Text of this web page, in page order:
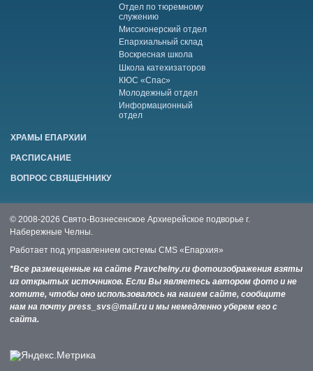
Отдел по тюремному
служению
Миссионерский отдел
Епархиальный склад
Воскресная школа
Школа катехизаторов
КЮС «Спас»
Молодежный отдел
Информационный
отдел
ХРАМЫ ЕПАРХИИ
РАСПИСАНИЕ
ВОПРОС СВЯЩЕННИКУ
© 2008-2026 Свято-Вознесенское Архиерейское подворье г.
Набережные Челны.
Работает под управлением системы CMS «Епархия»
*Все размещенные на сайте Pravchelny.ru фотоизображения взяты
из открытых источников. Если Вы являетесь автором фото и не
хотите, чтобы оно использовалось на нашем сайте, сообщите
нам на почту press_svs@mail.ru и мы немедленно уберем его с
сайта.